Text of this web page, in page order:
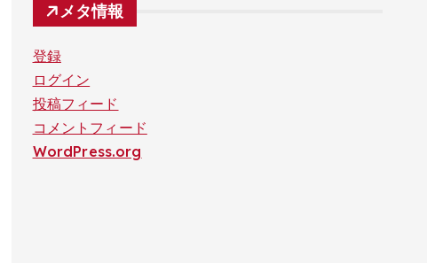
メタ情報
登録
ログイン
投稿フィード
コメントフィード
WordPress.org